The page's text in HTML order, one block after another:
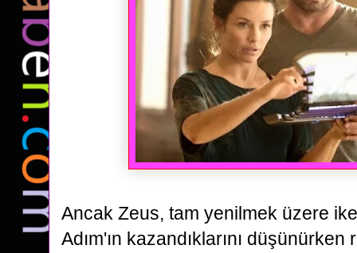
Ancak Zeus, tam yenilmek üzere
Adım'ın kazandıklarını düşünürken